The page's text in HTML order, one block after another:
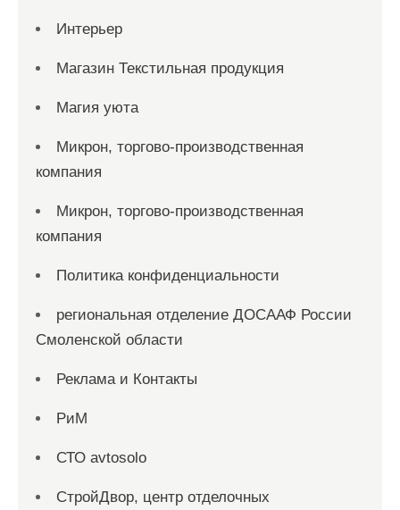
Интерьер
Магазин Текстильная продукция
Магия уюта
Микрон, торгово-производственная
компания
Микрон, торгово-производственная
компания
Политика конфиденциальности
региональная отделение ДОСААФ России
Смоленской области
Реклама и Контакты
РиМ
СТО avtosolo
СтройДвор, центр отделочных